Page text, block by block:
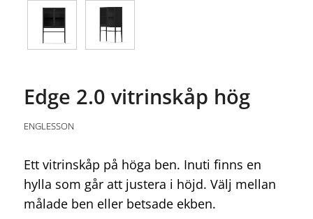
Edge 2.0 vitrinskåp hög
ENGLESSON
Ett vitrinskåp på höga ben. Inuti finns en
hylla som går att justera i höjd. Välj mellan
målade ben eller betsade ekben.